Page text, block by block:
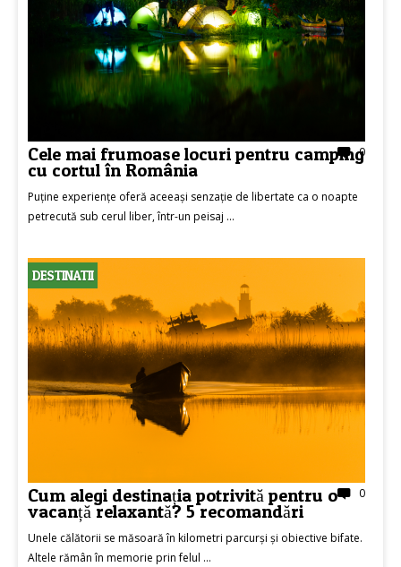
0
Cele mai frumoase locuri pentru camping
cu cortul în România
Puține experiențe oferă aceeași senzație de libertate ca o noapte
petrecută sub cerul liber, într-un peisaj ...
DESTINATII
0
Cum alegi destinația potrivită pentru o
vacanță relaxantă? 5 recomandări
Unele călătorii se măsoară în kilometri parcurși și obiective bifate.
Altele rămân în memorie prin felul ...